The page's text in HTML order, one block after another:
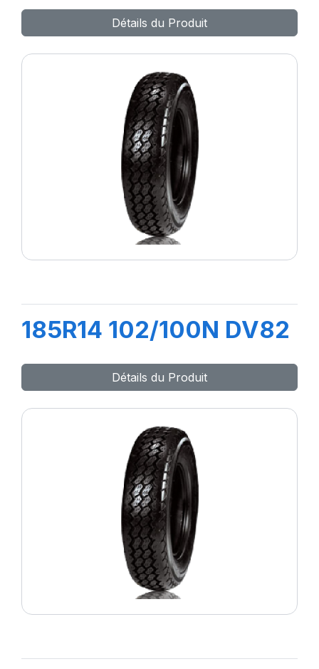
Détails du Produit
185R14 102/100N DV82
Détails du Produit